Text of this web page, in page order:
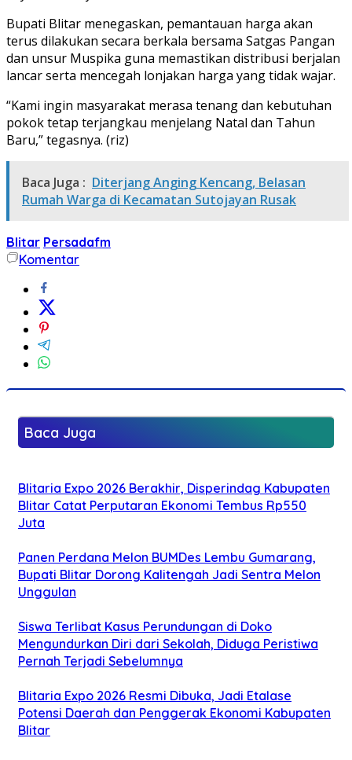
Bupati Blitar menegaskan, pemantauan harga akan
terus dilakukan secara berkala bersama Satgas Pangan
dan unsur Muspika guna memastikan distribusi berjalan
lancar serta mencegah lonjakan harga yang tidak wajar.
“Kami ingin masyarakat merasa tenang dan kebutuhan
pokok tetap terjangkau menjelang Natal dan Tahun
Baru,” tegasnya. (riz)
Baca Juga : Diterjang Anging Kencang, Belasan
Rumah Warga di Kecamatan Sutojayan Rusak
Blitar Persadafm
Komentar
Baca Juga
Blitaria Expo 2026 Berakhir, Disperindag Kabupaten
Blitar Catat Perputaran Ekonomi Tembus Rp550
Juta
Panen Perdana Melon BUMDes Lembu Gumarang,
Bupati Blitar Dorong Kalitengah Jadi Sentra Melon
Unggulan
Siswa Terlibat Kasus Perundungan di Doko
Mengundurkan Diri dari Sekolah, Diduga Peristiwa
Pernah Terjadi Sebelumnya
Blitaria Expo 2026 Resmi Dibuka, Jadi Etalase
Potensi Daerah dan Penggerak Ekonomi Kabupaten
Blitar